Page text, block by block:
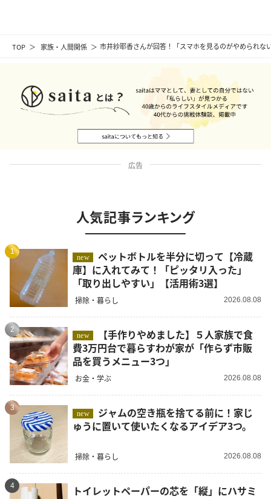
TOP 家族・人間関係 市井紗耶香さんが回答！「スマホを見るのがやめられ
広告
人気記事ランキング
1
new
ペットボトルを半分に切って【冷蔵
庫】に入れてみて！「ピッタリ入った」
「取り出しやすい」【活用術3選】
掃除・暮らし 2026.08.08
2
new
費3万円台で暮らすわが家が「作らず市販
品を買うメニュー3つ」
お金・学ぶ 2026.08.08
3
new
ゅうに置いて使いたくなるアイデア3つ。
掃除・暮らし 2026.08.08
4
トイレットペーパーの芯を「縦」にハサミ